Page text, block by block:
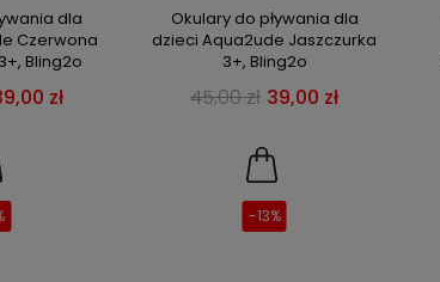
dla
Czerwona
Bling2o
zł
Okulary do pływania dla
dzieci Aqua2ude Jaszczurka
3+, Bling2o
45,00 zł 39,00 zł
-13%